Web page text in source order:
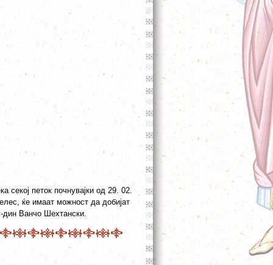
секој петок почнувајки од 29. 02.
ќе имаат можност да добијат
дин Ванчо Шехтански.